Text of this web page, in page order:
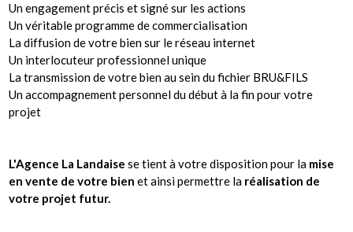
Un engagement précis et signé sur les actions
Un véritable programme de commercialisation
La diffusion de votre bien sur le réseau internet
Un interlocuteur professionnel unique
La transmission de votre bien au sein du fichier BRU&FILS
Un accompagnement personnel du début à la fin pour votre
projet
L'Agence La Landaise se tient à votre disposition pour la mise
en vente de votre bienet ainsi permettre la réalisation de
votre projet futur.